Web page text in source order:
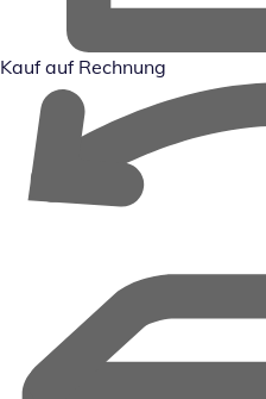
Kauf auf Rechnung